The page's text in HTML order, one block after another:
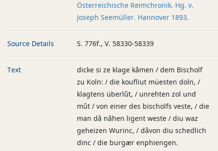
Österreichische Reimchronik. Hg. v.
Joseph Seemüller. Hannover 1893.
Source Details S. 776f., V. 58330-58339
Text
dicke si ze klage kâmen / dem Bischolf
zu Koln: / die koufliut müesten doln, /
klagtens überlût, / unrehten zol und
mût / von einer des bischolfs veste, / die
man dâ nâhen ligent weste / diu waz
geheizen Wurinc, / dâvon diu schedlich
dinc / die burgær enphiengen.